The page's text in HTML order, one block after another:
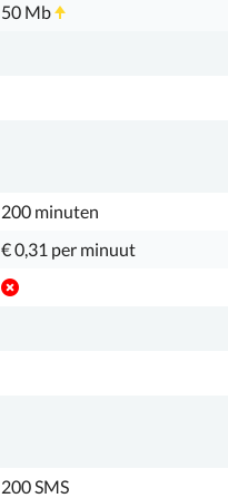
50 Mb
200 minuten
€ 0,31 per minuut
200 SMS